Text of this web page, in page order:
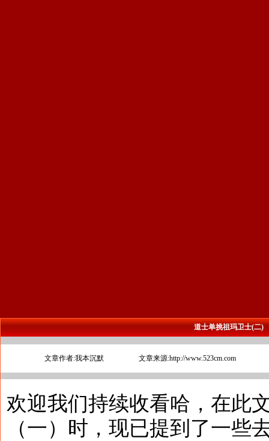
道士单挑祖玛卫士(二)
文章作者:我本沉默 文章来源:http://www.523cm.com
欢迎我们持续收看哈，在此
（一）时，现已提到了一些